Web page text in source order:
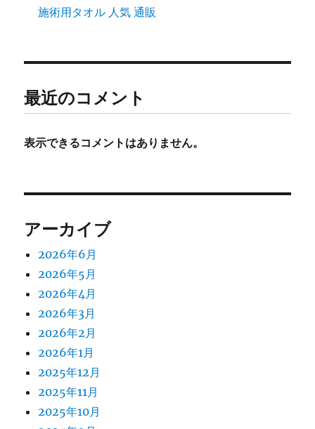
施術用タオル 人気 通販
最近のコメント
表示できるコメントはありません。
アーカイブ
2026年6月
2026年5月
2026年4月
2026年3月
2026年2月
2026年1月
2025年12月
2025年11月
2025年10月